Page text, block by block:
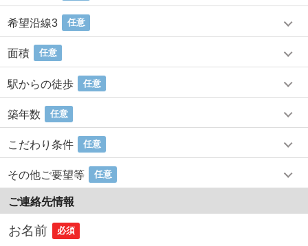
希望沿線3 任意
面積 任意
駅からの徒歩 任意
築年数 任意
こだわり条件 任意
その他ご要望等 任意
ご連絡先情報
お名前 必須